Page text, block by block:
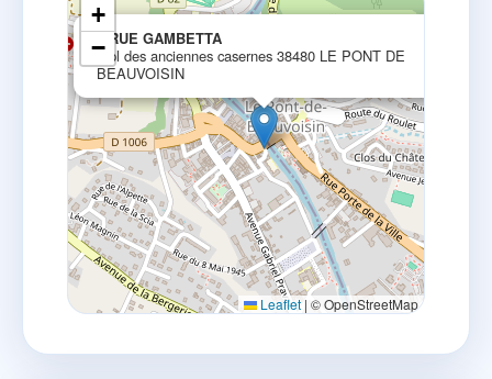
9 RUE GAMBETTA
1 pl des anciennes casernes 38480 LE PONT DE
BEAUVOISIN
+
−
Leaflet | © OpenStreetMap